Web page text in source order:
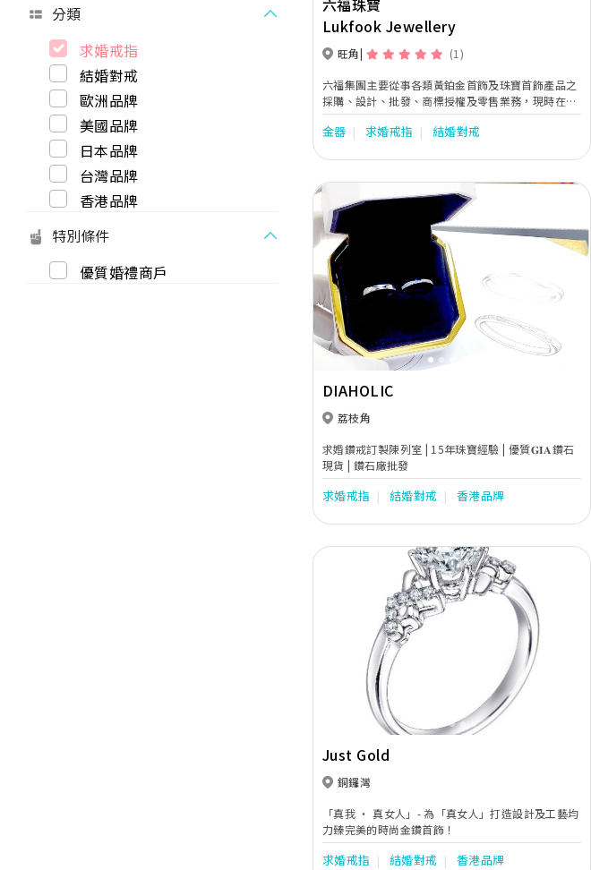
分類
求婚戒指
結婚對戒
歐洲品牌
美國品牌
日本品牌
台灣品牌
香港品牌
特別條件
優質婚禮商戶
六福珠寶
Lukfook Jewellery
旺角 (1)
六福集團主要從事各類黃鉑金首飾及珠寶首飾產品之
採購、設計、批發、商標授權及零售業務，現時在十
個國家及地區均設有零售點。集團將繼續於國際市場
物色新商機，以配合「香港名牌 ‧ 國際演繹」之企
金器 求婚戒指 結婚對戒
Previous
DIAHOLIC
荔枝角
求婚鑽戒訂製陳列室 | 15年珠寶經驗 | 優質𝐆𝐈𝐀鑽石
現貨 | 鑽石廠批發
求婚戒指 結婚對戒 香港品牌
Previous
Just Gold
銅鑼灣
「真我 ‧ 真女人」- 為「真女人」打造設計及工藝均
力臻完美的時尚金鑽首飾！
求婚戒指 結婚對戒 香港品牌